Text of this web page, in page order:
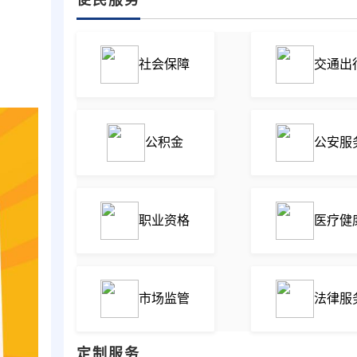
社会保障 交通出
公积金 公安服
职业资格 医疗健
市场监管 法律服
定制服务